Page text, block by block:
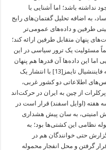
باشد؛ اما آشنایی با
به اضافه تحلیل گفتمان‌های رایج
طرفین و داده‌های عمومی‌تر
پنهان متقابل طرفین ارائه کند؛
مسئولیت یک ترور سیاسی در این
اما این داده‌ها آن قدرها هم پنهان
تایمز [13]
با انتشار یک
اطلاعاتی دو کشور غربی،
از چین به ایران در حرکت‌اند
هفته (اوایل اسفند) قرار است در
امنیتی، به سان پیش هشداری
نظامی این کشتی‌ها بود؛ به
حتی خوانندگان هم در
گرفتن و محل انفجار محموله